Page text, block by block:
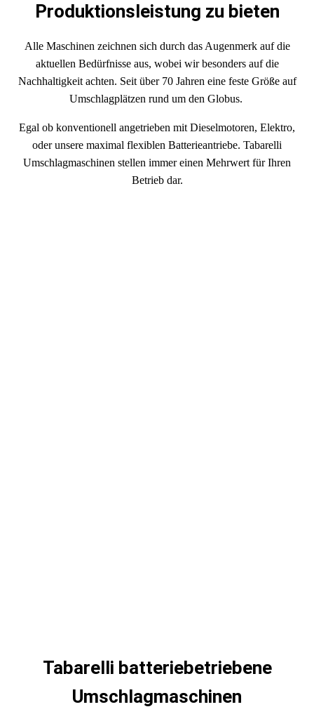
Produktionsleistung zu bieten
Alle Maschinen zeichnen sich durch das Augenmerk auf die
aktuellen Bedürfnisse aus, wobei wir besonders auf die
Nachhaltigkeit achten. Seit über 70 Jahren eine feste Größe auf
Umschlagplätzen rund um den Globus.
Egal ob konventionell angetrieben mit Dieselmotoren, Elektro,
oder unsere maximal flexiblen Batterieantriebe. Tabarelli
Umschlagmaschinen stellen immer einen Mehrwert für Ihren
Betrieb dar.
Tabarelli batteriebetriebene
Umschlagmaschinen